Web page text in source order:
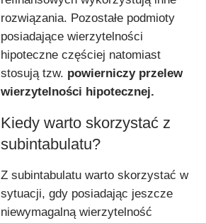
rozwiązania. Pozostałe podmioty
posiadające wierzytelności
hipoteczne częściej natomiast
stosują tzw. powierniczy przelew
wierzytelności hipotecznej.
Kiedy warto skorzystać z
subintabulatu?
Z subintabulatu warto skorzystać w
sytuacji, gdy posiadając jeszcze
niewymagalną wierzytelność